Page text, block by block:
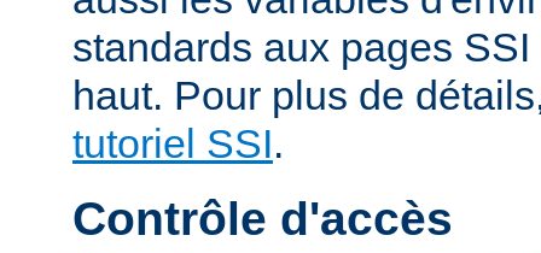
standards aux pages
haut. Pour plus de
tutoriel SSI.
Contrôle d'accès